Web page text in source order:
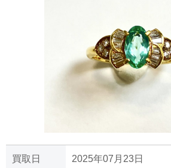
買取日 2025年07月23日